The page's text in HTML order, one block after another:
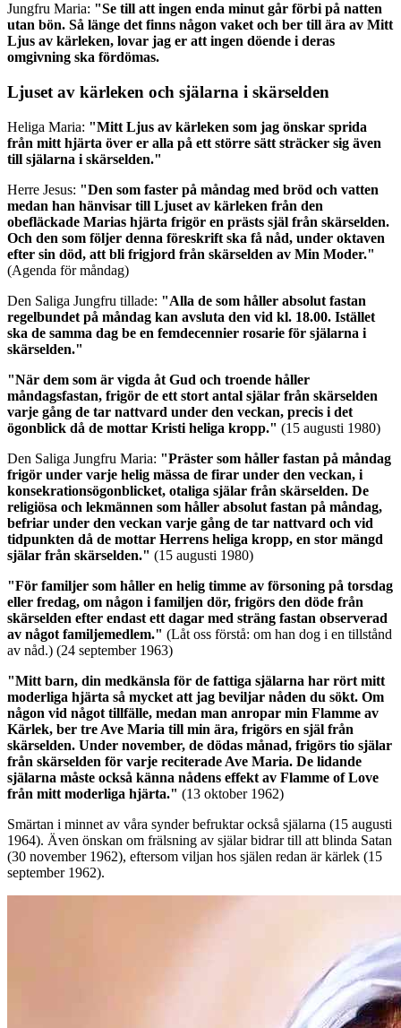
Jungfru Maria: "Se till att ingen enda minut går förbi på natten
utan bön. Så länge det finns någon vaket och ber till ära av Mitt
Ljus av kärleken, lovar jag er att ingen döende i deras
omgivning ska fördömas.
Ljuset av kärleken och själarna i skärselden
Heliga Maria: "Mitt Ljus av kärleken som jag önskar sprida
från mitt hjärta över er alla på ett större sätt sträcker sig även
till själarna i skärselden."
Herre Jesus: "Den som faster på måndag med bröd och vatten
medan han hänvisar till Ljuset av kärleken från den
obefläckade Marias hjärta frigör en prästs själ från skärselden.
Och den som följer denna föreskrift ska få nåd, under oktaven
efter sin död, att bli frigjord från skärselden av Min Moder."
(Agenda för måndag)
Den Saliga Jungfru tillade: "Alla de som håller absolut fastan
regelbundet på måndag kan avsluta den vid kl. 18.00. Istället
ska de samma dag be en femdecennier rosarie för själarna i
skärselden."
"När dem som är vigda åt Gud och troende håller
måndagsfastan, frigör de ett stort antal själar från skärselden
varje gång de tar nattvard under den veckan, precis i det
ögonblick då de mottar Kristi heliga kropp." (15 augusti 1980)
Den Saliga Jungfru Maria: "Präster som håller fastan på måndag
frigör under varje helig mässa de firar under den veckan, i
konsekrationsögonblicket, otaliga själar från skärselden. De
religiösa och lekmännen som håller absolut fastan på måndag,
befriar under den veckan varje gång de tar nattvard och vid
tidpunkten då de mottar Herrens heliga kropp, en stor mängd
själar från skärselden." (15 augusti 1980)
"För familjer som håller en helig timme av försoning på torsdag
eller fredag, om någon i familjen dör, frigörs den döde från
skärselden efter endast ett dagar med sträng fastan observerad
av något familjemedlem." (Låt oss förstå: om han dog i en tillstånd
av nåd.) (24 september 1963)
"Mitt barn, din medkänsla för de fattiga själarna har rört mitt
moderliga hjärta så mycket att jag beviljar nåden du sökt. Om
någon vid något tillfälle, medan man anropar min Flamme av
Kärlek, ber tre Ave Maria till min ära, frigörs en själ från
skärselden. Under november, de dödas månad, frigörs tio själar
från skärselden för varje reciterade Ave Maria. De lidande
själarna måste också känna nådens effekt av Flamme of Love
från mitt moderliga hjärta." (13 oktober 1962)
Smärtan i minnet av våra synder befruktar också själarna (15 augusti
1964). Även önskan om frälsning av själar bidrar till att blinda Satan
(30 november 1962), eftersom viljan hos själen redan är kärlek (15
september 1962).